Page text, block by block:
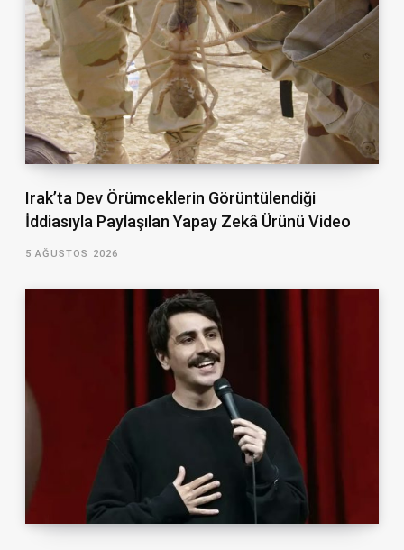
Irak’ta Dev Örümceklerin Görüntülendiği
İddiasıyla Paylaşılan Yapay Zekâ Ürünü Video
5 AĞUSTOS 2026